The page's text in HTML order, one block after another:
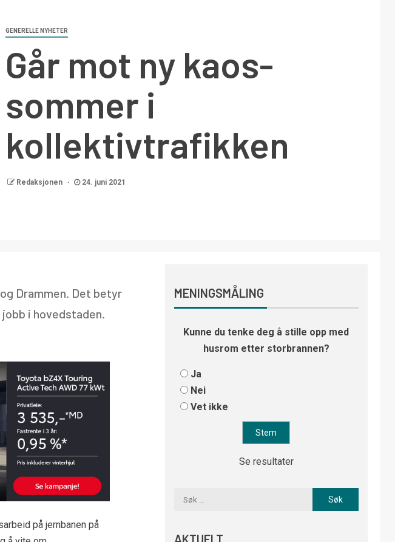
GENERELLE NYHETER
Går mot ny kaos-
sommer i
kollektivtrafikken
Redaksjonen 24. juni 2021
Drammen. Det betyr
i hovedstaden.
på jernbanen på
MENINGSMÅLING
Kunne du tenke deg å stille opp med
husrom etter storbrannen?
Ja
Nei
Vet ikke
Se resultater